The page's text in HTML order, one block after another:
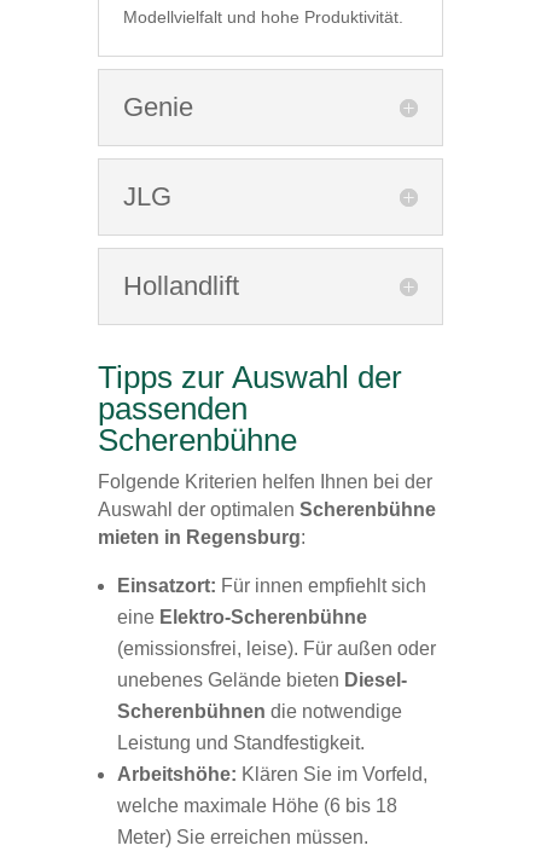
Modellvielfalt und hohe Produktivität.
Genie
JLG
Hollandlift
Tipps zur Auswahl der
passenden
Scherenbühne
Folgende Kriterien helfen Ihnen bei der
Auswahl der optimalen Scherenbühne
mieten in Regensburg:
Einsatzort: Für innen empfiehlt sich
eine Elektro-Scherenbühne
(emissionsfrei, leise). Für außen oder
unebenes Gelände bieten Diesel-
Scherenbühnen die notwendige
Leistung und Standfestigkeit.
Arbeitshöhe: Klären Sie im Vorfeld,
welche maximale Höhe (6 bis 18
Meter) Sie erreichen müssen.